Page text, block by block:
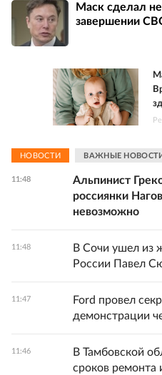
Маск сделал
завершении
НОВОСТИ ВАЖНЫЕ НОВОСТИ
11:48
Альпинист
россиянки
невозможно
11:48
В Сочи ушел из
России Павел
11:47
Ford провел
демонстрации
11:46
В Тамбовской
сроков ремонта